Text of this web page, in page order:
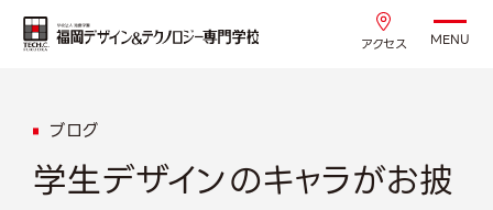
アクセス MENU
ブログ
学生デザインのキャラがお披